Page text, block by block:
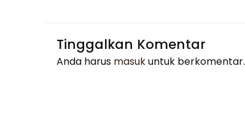
Tinggalkan Komentar
Anda harus masukuntuk berkomentar.